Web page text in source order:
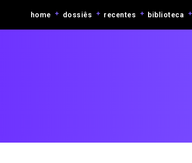
home dossiês recentes biblioteca